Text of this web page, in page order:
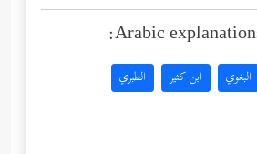
Arabic
البغوي ابن كثير الطبري